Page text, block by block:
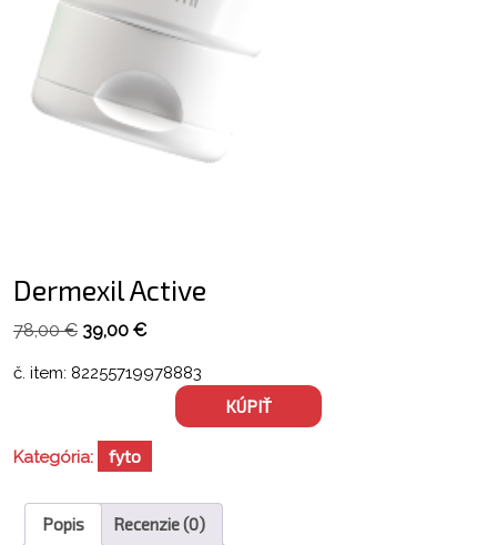
Dermexil Active
78,00€ Pôvodná
bola:
39,00 €Aktuálna
je:
č. item: 82255719978883
KÚPIŤ
Kategória: fyto
Popis Recenzie (0)